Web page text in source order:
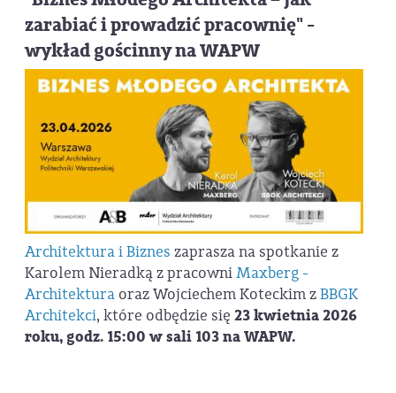
zarabiać i prowadzić pracownię" -
wykład gościnny na WAPW
Architektura i Biznes zaprasza na spotkanie z
Karolem Nieradką z pracowniMaxberg -
Architektura oraz Wojciechem Koteckim zBBGK
Architekci, które odbędzie się 23 kwietnia 2026
roku, godz. 15:00 w sali 103 na WAPW.